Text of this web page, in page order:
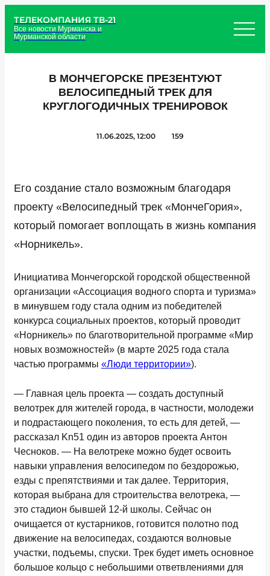
ТЕЛЕКОМПАНИЯ ТВ-21
Все новости Мурманска и
Мурманской области
В МОНЧЕГОРСКЕ ПРЕЗЕНТУЮТ
ВЕЛОСИПЕДНЫЙ ТРЕК ДЛЯ
КРУГЛОГОДИЧНЫХ ТРЕНИРОВОК
11.06.2025, 12:00 159
Его создание стало возможным благодаря
проекту «Велосипедный трек «МончеГория»,
который помогает воплощать в жизнь компания
«Норникель».
Инициатива Мончегорской городской общественной
организации «Ассоциация водного спорта и туризма»
в минувшем году стала одним из победителей
конкурса социальных проектов, который проводит
«Норникель» по благотворительной программе «Мир
новых возможностей» (в марте 2025 года стала
частью программы «Люди территории»).
— Главная цель проекта — создать доступный
велотрек для жителей города, в частности, молодежи
и подрастающего поколения, то есть для детей, —
рассказал Kn51 один из авторов проекта Антон
Чесноков. — На велотреке можно будет освоить
навыки управления велосипедом по бездорожью,
езды с препятствиями и так далее. Территория,
которая выбрана для строительства велотрека, —
это стадион бывшей 12-й школы. Сейчас он
очищается от кустарников, готовится полотно под
движение на велосипедах, создаются волновые
участки, подъемы, спуски. Трек будет иметь основное
большое кольцо с небольшими ответвлениями для